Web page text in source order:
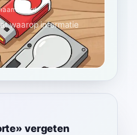
waarop informatie
vergeten